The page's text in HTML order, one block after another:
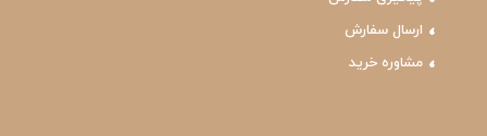
ارسال سفارش
مشاوره خرید